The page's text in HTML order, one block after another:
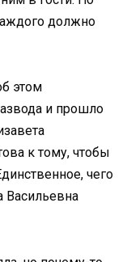
должно
этом
и прошло
к тому, чтобы
чего
Васильевна